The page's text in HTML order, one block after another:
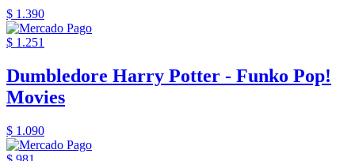
$ 1.390
$ 1.251
Dumbledore Harry Potter - Funko Pop!
Movies
$ 1.090